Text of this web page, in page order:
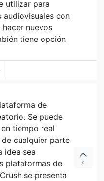
utilizar para
audiovisuales con
nuevos
tiene opción
de
Se puede
tiempo real
cualquier parte
idea sea
plataformas de
se presenta
0